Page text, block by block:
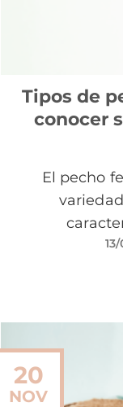
Tipos de
conocer
El pecho
20
NOV